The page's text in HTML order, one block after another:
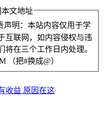
文地址
声明：本站内容仅用于学
互联网，如内容侵权与违
在三个工作日内处理。
（把#换成@）
收益 原因在这